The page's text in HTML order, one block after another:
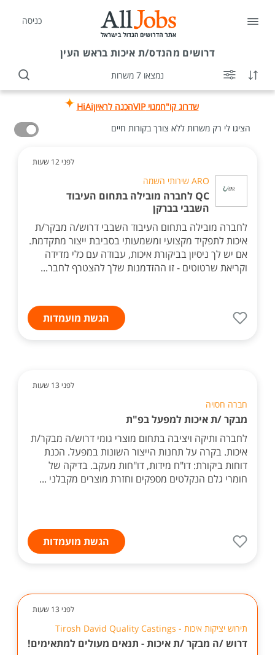
כניסה
דרושים מהנדס/ת איכות בראש העין
נמצאו 7 משרות
שדרוג קו"חמנוי VIP הכנה לראיוןHiAi
הציגו לי רק משרות ללא צורך בקורות חיים
לפני 12 שעות
ARO שירותי השמה
QC לחברה מובילה בתחום העיבוד
השבבי בברקן
לחברה מובילה בתחום העיבוד השבבי דרוש/ה מבקר/ת
איכות לתפקיד מקצועי ומשמעותי בסביבת ייצור מתקדמת.
אם יש לך ניסיון בביקורת איכות, עבודה עם כלי מדידה
וקריאת שרטוטים - זו ההזדמנות שלך להצטרף לחבר...
הגשת מועמדות
לפני 13 שעות
חברה חסויה
מבקר /ת איכות למפעל בפ"ת
לחברה ותיקה ויציבה בתחום מוצרי גומי דרוש/ה מבקר/ת
איכות. בקרה על תחנות הייצור השונות במפעל. הכנת
דוחות ביקורת: דו"ח מידות, דו"חות מעקב. בדיקה של
חומרי גלם הנקלטים מספקים וחזרת מוצרים מקבלני ...
הגשת מועמדות
לפני 13 שעות
תירוש יציקות איכות - Tirosh David Quality Castings
דרוש /ה מבקר /ת איכות - תנאים מעולים למתאימים!